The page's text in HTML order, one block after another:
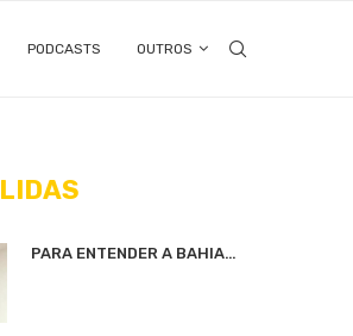
PODCASTS OUTROS
LIDAS
PARA ENTENDER A BAHIA…